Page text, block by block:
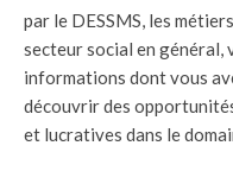
par le DESSMS, les
secteur social en
informations dont vous
découvrir des
et lucratives dans le